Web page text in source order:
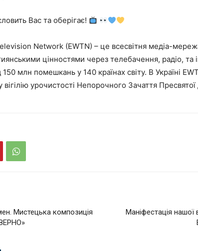
Вас та оберігає!
Network (EWTN) – це всесвітня медіа-
цінностями через телебачення, радіо, та
млн помешкань у 140 країнах світу. В Україні
вігілію урочистості Непорочного Зачаття Пресвятої
Мистецька композиція
Маніфестація нашої